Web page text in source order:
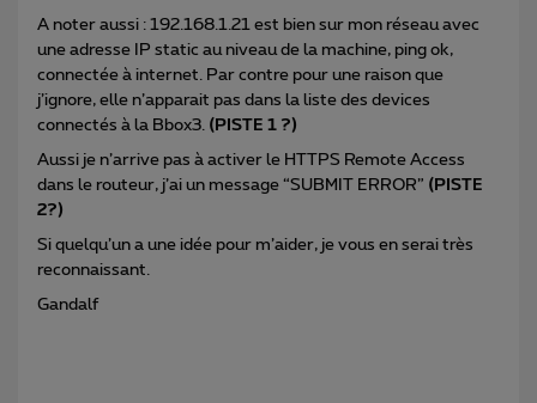
A noter aussi : 192.168.1.21 est bien sur mon réseau avec
une adresse IP static au niveau de la machine, ping ok,
connectée à internet. Par contre pour une raison que
j’ignore, elle n’apparait pas dans la liste des devices
connectés à la Bbox3. (PISTE 1 ?)
Aussi je n’arrive pas à activer le HTTPS Remote Access
dans le routeur, j’ai un message “SUBMIT ERROR” (PISTE
2?)
Si quelqu’un a une idée pour m’aider, je vous en serai très
reconnaissant.
Gandalf